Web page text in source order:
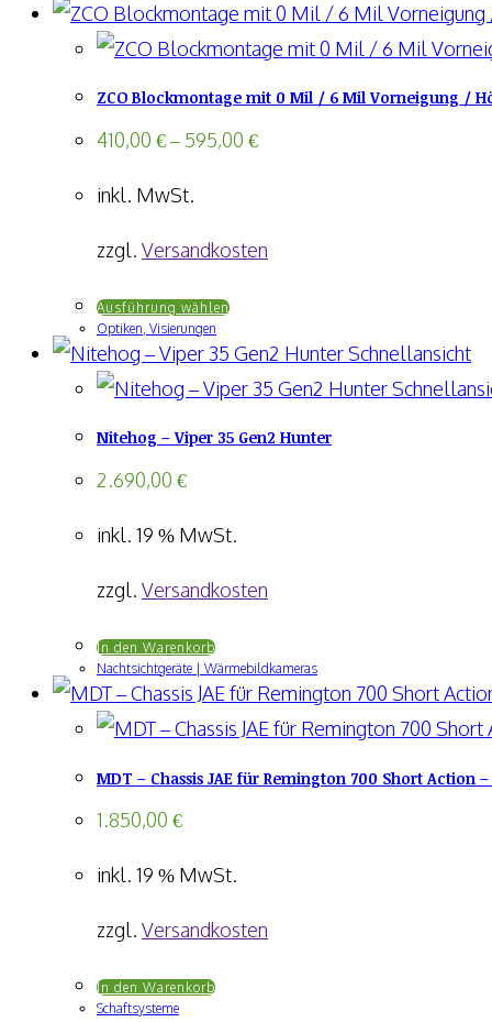
mehrere
Varianten
auf.
können
der
Produktseite
gewählt
ZCO Blockmontage mit 0 Mil / 6 Mil Vorneigung /
410,00 €–595,00 €
inkl. MwSt.
zzgl. Versandkosten
Ausführung wählenDieses
Varianten
Optionen
können
Produktseite
gewählt
Optiken, Visierungen
Schnellansicht
Nitehog – Viper 35 Gen2 Hunter
2.690,00 €
inkl. 19 % MwSt.
zzgl. Versandkosten
In den Warenkorb
Nachtsichtgeräte | Wärmebildkameras
MDT – Chassis JAE für Remington 700 Short Action
1.850,00 €
inkl. 19 % MwSt.
zzgl. Versandkosten
In den Warenkorb
Schaftsysteme